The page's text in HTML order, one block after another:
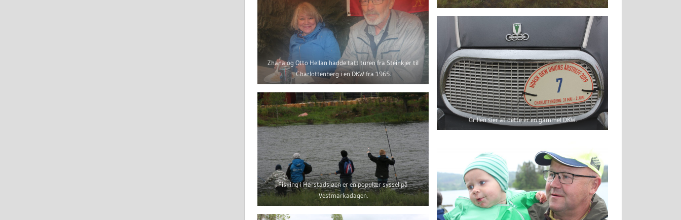
Zhana og Otto Hellan hadde tatt turen fra Steinkjer til
Charlottenberg i en DKW fra 1965.
Grillen sier at dette er en gammel DKW.
Fisking i Harstadsjøen er en populær syssel på
Vestmarkadagen.